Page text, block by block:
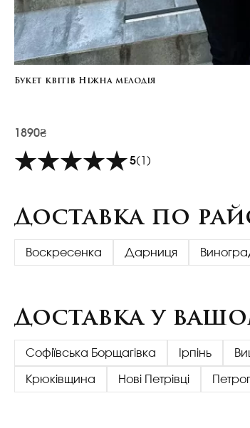
Букет квітів Ніжна мелодія
1890₴
5(1)
Доставка по
Воскресенка Дарниця
Доставка у
Софіївська Борщагівка Ірпінь
Крюківщина Нові Петрівці